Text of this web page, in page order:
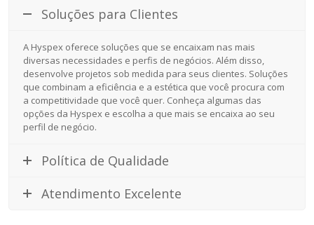
Soluções para Clientes
A Hyspex oferece soluções que se encaixam nas mais
diversas necessidades e perfis de negócios. Além disso,
desenvolve projetos sob medida para seus clientes. Soluções
que combinam a eficiência e a estética que você procura com
a competitividade que você quer. Conheça algumas das
opções da Hyspex e escolha a que mais se encaixa ao seu
perfil de negócio.
Política de Qualidade
Atendimento Excelente